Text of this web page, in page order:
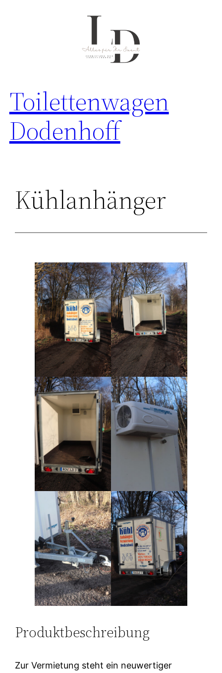
Toilettenwagen
Dodenhoff
Kühlanhänger
Produktbeschreibung
Zur Vermietung steht ein neuwertiger